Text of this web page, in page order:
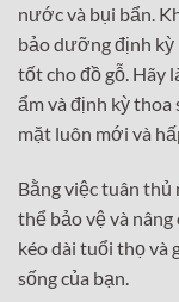
nước và bụi bẩn.
bảo dưỡng định
tốt cho đồ gỗ. Hãy
ẩm và định kỳ thoa
mặt luôn mới và
Bằng việc tuân thủ
thể bảo vệ và nâng
kéo dài tuổi thọ và
sống của bạn.